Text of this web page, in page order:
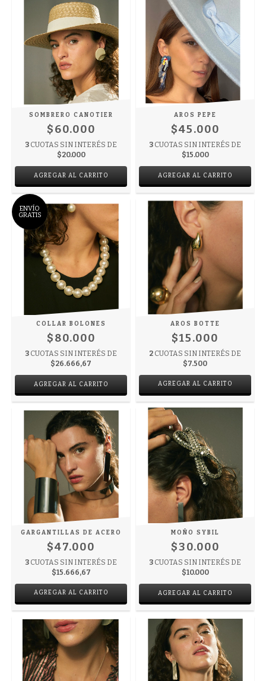
SOMBRERO CANOTIER
$60.000
3 CUOTAS SIN INTERÉS DE
$20.000
AROS PEPE
$45.000
3 CUOTAS SIN INTERÉS DE
$15.000
ENVÍO
GRATIS
COLLAR BOLONES
$80.000
3 CUOTAS SIN INTERÉS DE
$26.666,67
AROS BOTTE
$15.000
2 CUOTAS SIN INTERÉS DE
$7.500
AGREGAR AL CARRITO
GARGANTILLAS DE ACERO
$47.000
3 CUOTAS SIN INTERÉS DE
$15.666,67
AGREGAR AL CARRITO
MOÑO SYBIL
$30.000
3 CUOTAS SIN INTERÉS DE
$10.000